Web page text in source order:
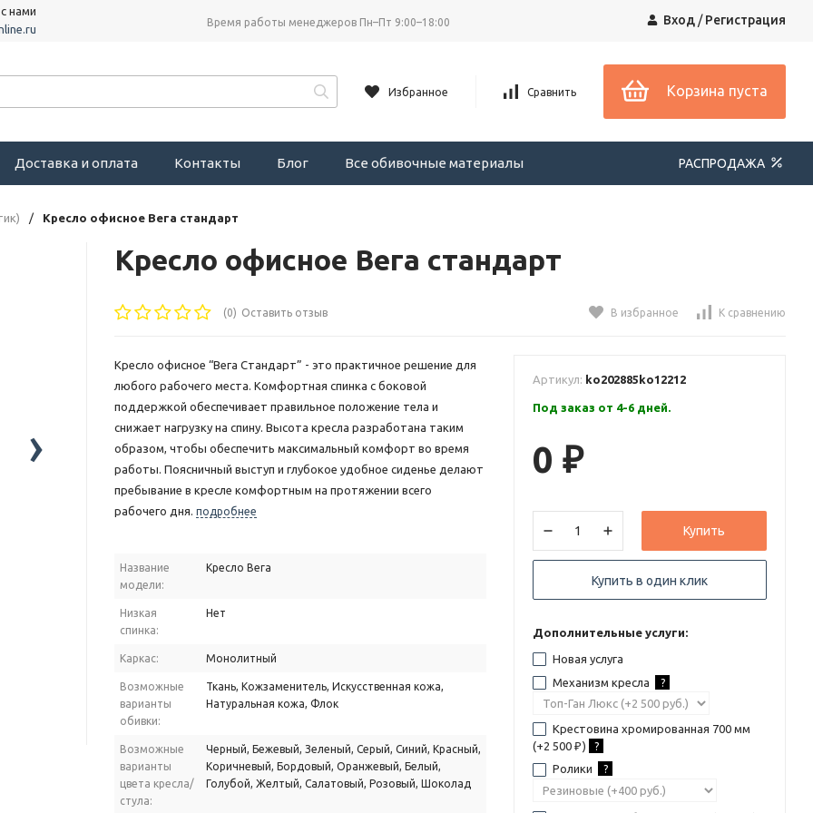
нами
Время работы менеджеров Пн–Пт 9:00–18:00 Вход/Регистрация
Избранное Сравнить Корзина пуста
Доставка и оплата Контакты Блог Все обивочные материалы РАСПРОДАЖА
/ Кресло офисное Вега стандарт
›
Кресло офисное Вега стандарт
(0) Оставить отзыв В избранное К сравнению
Кресло офисное “Вега Стандарт” - это практичное решение для
любого рабочего места. Комфортная спинка с боковой
поддержкой обеспечивает правильное положение тела и
снижает нагрузку на спину. Высота кресла разработана таким
образом, чтобы обеспечить максимальный комфорт во время
работы. Поясничный выступ и глубокое удобное сиденье делают
пребывание в кресле комфортным на протяжении всего
рабочего дня. подробнее
Название
модели:
Кресло Вега
Низкая
спинка:
Нет
Каркас: Монолитный
Возможные
варианты
обивки:
Ткань, Кожзаменитель, Искусственная кожа,
Натуральная кожа, Флок
Возможные
варианты
цвета кресла/
стула:
Черный, Бежевый, Зеленый, Серый, Синий, Красный,
Коричневый, Бордовый, Оранжевый, Белый,
Голубой, Желтый, Салатовый, Розовый, Шоколад
Артикул: ko202885 ko12212
Под заказ от 4-6 дней.
0 ₽
Купить
Купить в один клик
Дополнительные услуги:
Новая услуга
Механизм кресла
?
Крестовина хромированная 700 мм
(+2 500 ₽ ) ?
Ролики ?